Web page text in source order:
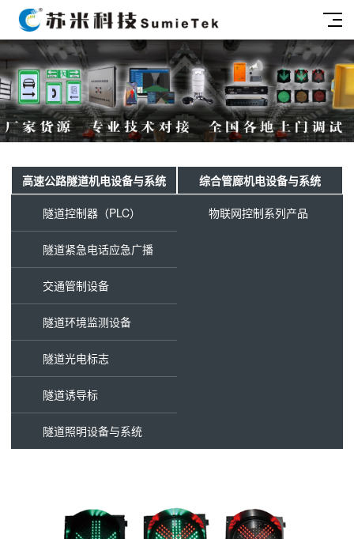
高速公路隧道机电设备与系统
隧道控制器（PLC）
隧道紧急电话应急广播
交通管制设备
隧道环境监测设备
隧道光电标志
隧道诱导标
隧道照明设备与系统
综合管廊机电设备与系统
物联网控制系列产品